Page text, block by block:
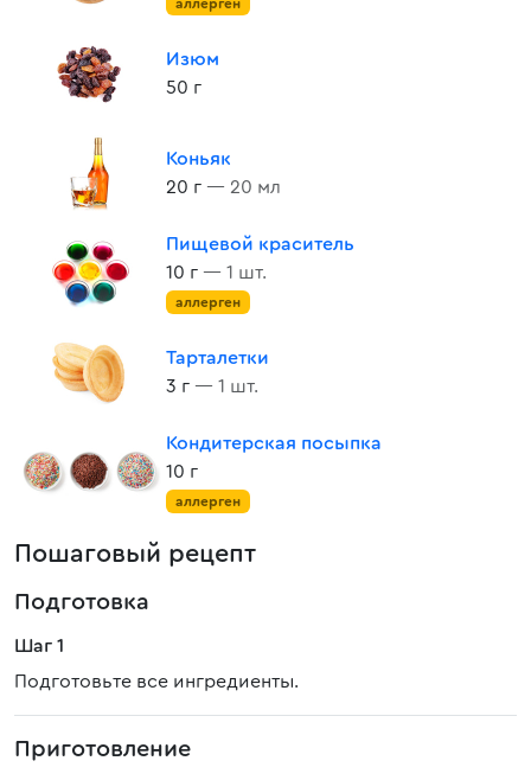
аллерген
Изюм
50 г
Коньяк
20 г — 20 мл
Пищевой краситель
10 г — 1 шт.
аллерген
Тарталетки
3 г — 1 шт.
Кондитерская посыпка
10 г
аллерген
Пошаговый рецепт
Подготовка
Шаг 1
Подготовьте все ингредиенты.
Приготовление